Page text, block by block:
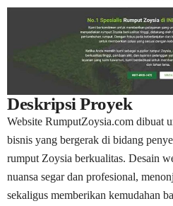
Deskripsi Proyek
Website RumputZoysia.com dibuat
bisnis yang bergerak di bidang
rumput Zoysia berkualitas. Desain
nuansa segar dan profesional,
sekaligus memberikan kemudahan